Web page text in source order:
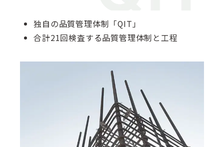
独自の品質管理体制「QIT」
合計21回検査する品質管理体制と工程